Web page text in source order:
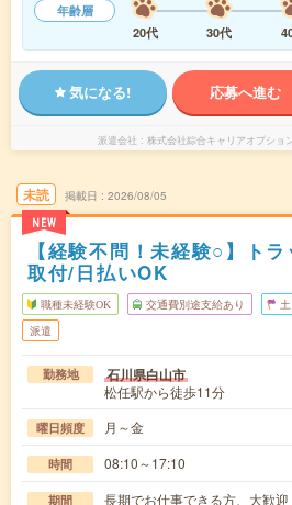
年齢層
20代
30代
気になる! 応募へ進む
派遣会社 株式会社綜合キャリアオプショ
未読
NEW
掲載日 2026/08/05
【経験不問！未経験○】ト
取付/日払いOK
職種未経験OK 交通費別途支給あり
派遣
勤務地 石川県白山市
松任駅から徒歩11分
曜日頻度 月～金
時間 08:10～17:10
期間 長期でお仕事できる方、大歓迎